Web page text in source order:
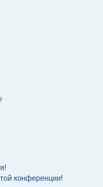
конференции!